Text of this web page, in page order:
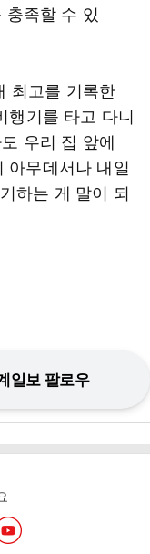
족할 수 있
최고를 기록한
행기를 타고 다니
우리 집 앞에
아무데서나 내일
하는 게 말이 되
일보 팔로우